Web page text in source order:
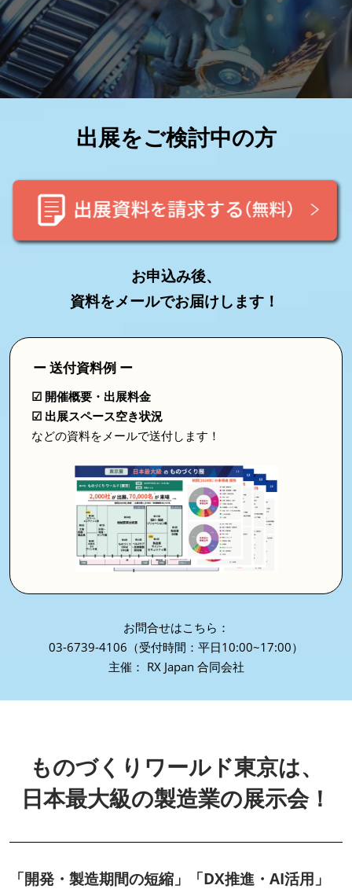
ド
東
2027
出展をご検討中の方
お申込み後、
資料をメールでお届けします！
ー 送付資料例 ー
☑ 開催概要・出展料金
☑ 出展スペース空き状況
などの資料をメールで送付します！
お問合せはこちら：
03-6739-4106（受付時間：平日10:00~17:00）
主催： RX Japan 合同会社
ものづくりワールド東京は、
日本最大級の製造業の展示会！
「開発・製造期間の短縮」「DX推進・AI活用」